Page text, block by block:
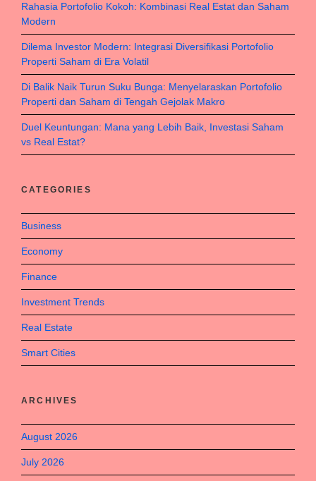
Rahasia Portofolio Kokoh: Kombinasi Real Estat dan Saham
Modern
Dilema Investor Modern: Integrasi Diversifikasi Portofolio
Properti Saham di Era Volatil
Di Balik Naik Turun Suku Bunga: Menyelaraskan Portofolio
Properti dan Saham di Tengah Gejolak Makro
Duel Keuntungan: Mana yang Lebih Baik, Investasi Saham
vs Real Estat?
CATEGORIES
Business
Economy
Finance
Investment Trends
Real Estate
Smart Cities
ARCHIVES
August 2026
July 2026